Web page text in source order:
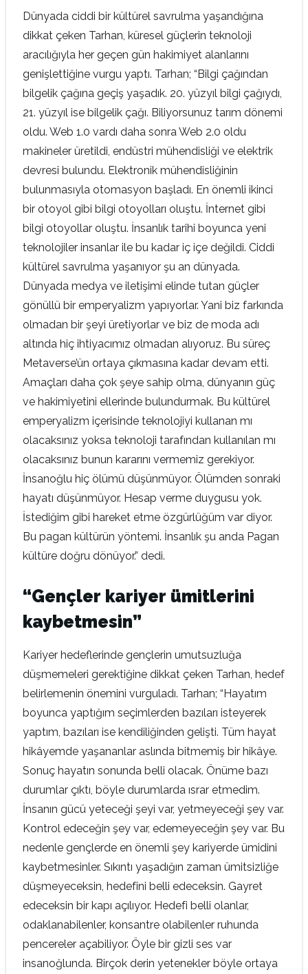
Dünyada ciddi bir kültürel savrulma yaşandığına
dikkat çeken Tarhan, küresel güçlerin teknoloji
aracılığıyla her geçen gün hakimiyet alanlarını
genişlettiğine vurgu yaptı. Tarhan; “Bilgi çağından
bilgelik çağına geçiş yaşadık. 20. yüzyıl bilgi çağıydı,
21. yüzyıl ise bilgelik çağı. Biliyorsunuz tarım dönemi
oldu. Web 1.0 vardı daha sonra Web 2.0 oldu
makineler üretildi, endüstri mühendisliği ve elektrik
devresi bulundu. Elektronik mühendisliğinin
bulunmasıyla otomasyon başladı. En önemli ikinci
bir otoyol gibi bilgi otoyolları oluştu. İnternet gibi
bilgi otoyollar oluştu. İnsanlık tarihi boyunca yeni
teknolojiler insanlar ile bu kadar iç içe değildi. Ciddi
kültürel savrulma yaşanıyor şu an dünyada.
Dünyada medya ve iletişimi elinde tutan güçler
gönüllü bir emperyalizm yapıyorlar. Yani biz farkında
olmadan bir şeyi üretiyorlar ve biz de moda adı
altında hiç ihtiyacımız olmadan alıyoruz. Bu süreç
Metaverse’ün ortaya çıkmasına kadar devam etti.
Amaçları daha çok şeye sahip olma, dünyanın güç
ve hakimiyetini ellerinde bulundurmak. Bu kültürel
emperyalizm içerisinde teknolojiyi kullanan mı
olacaksınız yoksa teknoloji tarafından kullanılan mı
olacaksınız bunun kararını vermemiz gerekiyor.
İnsanoğlu hiç ölümü düşünmüyor. Ölümden sonraki
hayatı düşünmüyor. Hesap verme duygusu yok.
İstediğim gibi hareket etme özgürlüğüm var diyor.
Bu pagan kültürün yöntemi. İnsanlık şu anda Pagan
kültüre doğru dönüyor.” dedi.
“Gençler kariyer ümitlerini
kaybetmesin”
Kariyer hedeflerinde gençlerin umutsuzluğa
düşmemeleri gerektiğine dikkat çeken Tarhan, hedef
belirlemenin önemini vurguladı. Tarhan; “Hayatım
boyunca yaptığım seçimlerden bazıları isteyerek
yaptım, bazıları ise kendiliğinden gelişti. Tüm hayat
hikâyemde yaşananlar aslında bitmemiş bir hikâye.
Sonuç hayatın sonunda belli olacak. Önüme bazı
durumlar çıktı, böyle durumlarda ısrar etmedim.
İnsanın gücü yeteceği şeyi var, yetmeyeceği şey var.
Kontrol edeceğin şey var, edemeyeceğin şey var. Bu
nedenle gençlerde en önemli şey kariyerde ümidini
kaybetmesinler. Sıkıntı yaşadığın zaman ümitsizliğe
düşmeyeceksin, hedefini belli edeceksin. Gayret
edeceksin bir kapı açılıyor. Hedefi belli olanlar,
odaklanabilenler, konsantre olabilenler ruhunda
pencereler açabiliyor. Öyle bir gizli ses var
insanoğlunda. Birçok derin yetenekler böyle ortaya